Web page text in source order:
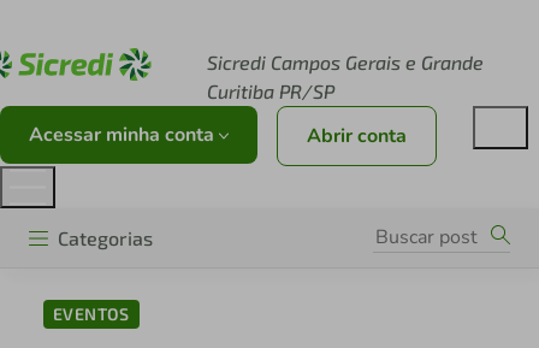
Sicredi Campos Gerais e Grande
Curitiba PR/SP
Acessar minha conta Abrir conta
Categorias
EVENTOS